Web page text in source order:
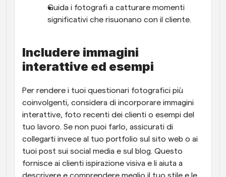
Guida i fotografi a catturare momenti
significativi che risuonano con il cliente.
Includere immagini
interattive ed esempi
Per rendere i tuoi questionari fotografici più
coinvolgenti, considera di incorporare immagini
interattive, foto recenti dei clienti o esempi del
tuo lavoro. Se non puoi farlo, assicurati di
collegarti invece al tuo portfolio sul sito web o ai
tuoi post sui social media e sul blog. Questo
fornisce ai clienti ispirazione visiva e li aiuta a